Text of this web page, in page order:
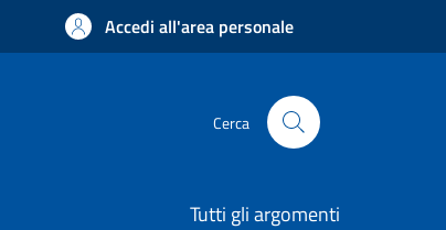
Accedi all'area personale
Cerca
Tutti gli argomenti